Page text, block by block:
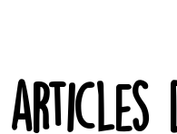
articles